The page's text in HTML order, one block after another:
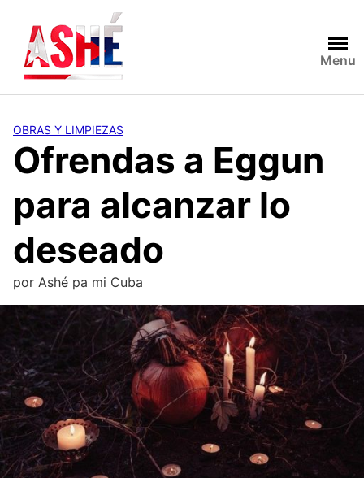
contenido
Menu
OBRAS Y LIMPIEZAS
Ofrendas a Eggun
para alcanzar lo
deseado
por Ashé pa mi Cuba